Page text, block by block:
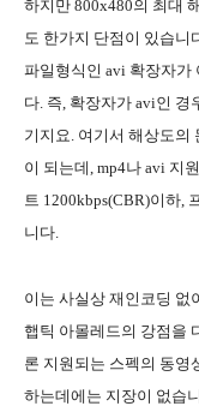
하지만 800x480의 최대
도 한가지 단점이 있습니
파일형식인 avi 확장자가
다. 즉, 확장자가 avi인 경
기지요. 여기서 해상도의
이 되는데, mp4나 avi 지
트 1200kbps(CBR)이하,
니다.
이는 사실상 재인코딩 없
햅틱 아몰레드의 강점을
론 지원되는 스펙의 동영
하는데에는 지장이 없습